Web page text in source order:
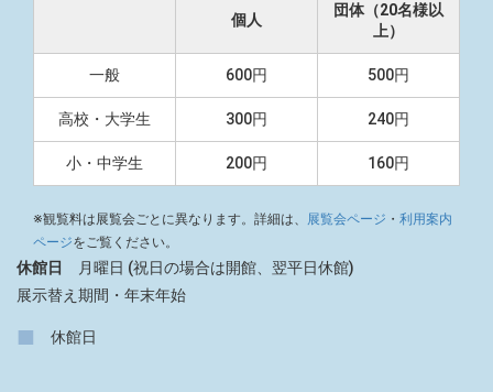
個人
団体（20名様以
上）
一般 600円 500円
高校・大学生 300円 240円
小・中学生 200円 160円
※観覧料は展覧会ごとに異なります。詳細は、 展覧会ページ ・ 利用案内
ページをご覧ください。
休館日
月曜日 (祝日の場合は開館、翌平日休館)
展示替え期間・年末年始
■ 休館日